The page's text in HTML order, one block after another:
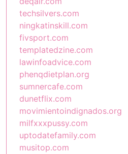
techsilvers.com
ningkatinskill.com
fivsport.com
templatedzine.com
lawinfoadvice.com
phenqdietplan.org
sumnercafe.com
dunetflix.com
movimientoindignados.org
milfxxxpussy.com
uptodatefamily.com
musitop.com